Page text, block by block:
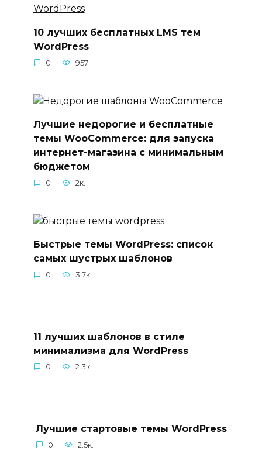
10 лучших бесплатных LMS тем
WordPress
0 957
Лучшие недорогие и бесплатные
темы WooCommerce: для запуска
интернет-магазина с минимальным
бюджетом
0 2к.
Быстрые темы WordPress: список
самых шустрых шаблонов
0 3.7к.
11 лучших шаблонов в стиле
минимализма для WordPress
0 2.3к.
Лучшие стартовые темы WordPress
0 2.5к.